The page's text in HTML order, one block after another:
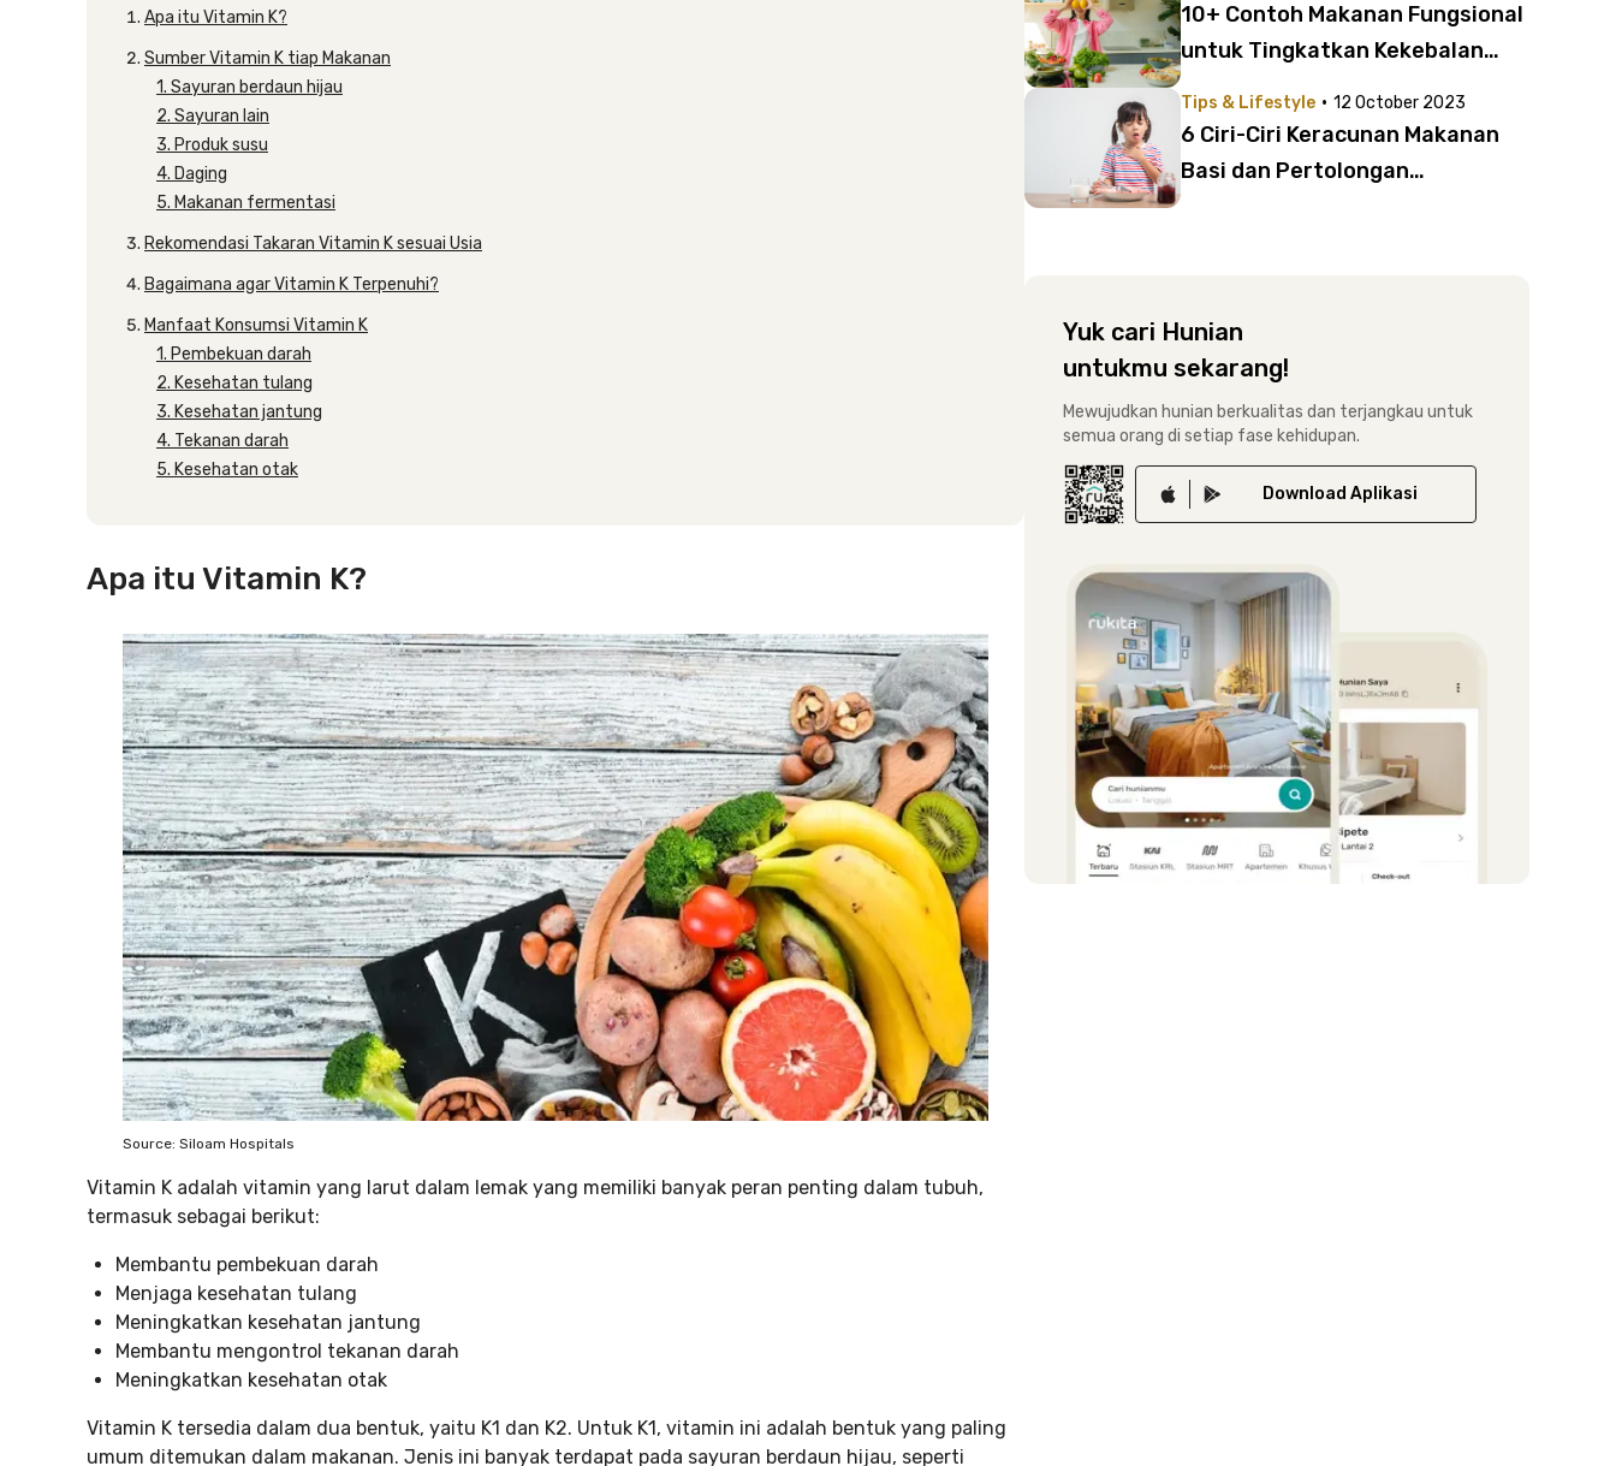
Apa itu Vitamin K?
Sumber Vitamin K tiap Makanan
1. Sayuran berdaun hijau
2. Sayuran lain
3. Produk susu
4. Daging
5. Makanan fermentasi
Rekomendasi Takaran Vitamin K sesuai Usia
Bagaimana agar Vitamin K Terpenuhi?
Manfaat Konsumsi Vitamin K
1. Pembekuan darah
2. Kesehatan tulang
3. Kesehatan jantung
4. Tekanan darah
5. Kesehatan otak
Apa itu Vitamin K?
Source: Siloam Hospitals
Vitamin K adalah vitamin yang larut dalam lemak yang memiliki banyak peran penting dalam tubuh,
termasuk sebagai berikut:
Membantu pembekuan darah
Menjaga kesehatan tulang
Meningkatkan kesehatan jantung
Membantu mengontrol tekanan darah
Meningkatkan kesehatan otak
Vitamin K tersedia dalam dua bentuk, yaitu K1 dan K2. Untuk K1, vitamin ini adalah bentuk yang paling
umum ditemukan dalam makanan. Jenis ini banyak terdapat pada sayuran berdaun hijau, seperti
10+ Contoh Makanan Fungsional
untuk Tingkatkan Kekebalan
Tips & Lifestyle · 12 October 2023
6 Ciri-Ciri Keracunan Makanan
Basi dan Pertolongan
Yuk cari Hunian
untukmu sekarang!
Mewujudkan hunian berkualitas dan terjangkau untuk
semua orang di setiap fase kehidupan.
Download Aplikasi